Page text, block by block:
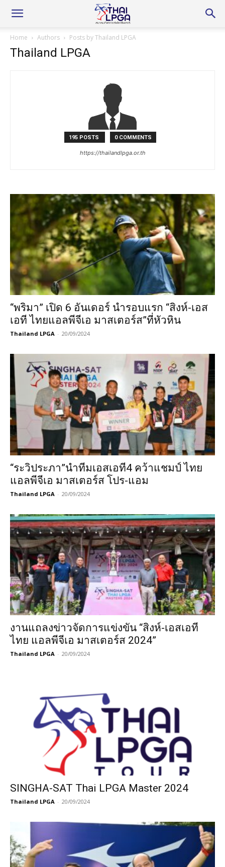
Home Authors Posts by Thailand LPGA
Thailand LPGA
195 POSTS 0 COMMENTS
https://thailandlpga.or.th
“พริมา” เปิด 6 อันเดอร์ นำรอบแรก “สิงห์-เอส
เอที ไทยแอลพีจีเอ มาสเตอร์ส”ที่หัวหิน
Thailand LPGA - 20/09/2024
“ระวิประภา”นำทีมเอสเอที4 คว้าแชมป์ ไทย
แอลพีจีเอ มาสเตอร์ส โปร-แอม
Thailand LPGA - 20/09/2024
งานแถลงข่าวจัดการแข่งขัน “สิงห์-เอสเอที
ไทย แอลพีจีเอ มาสเตอร์ส 2024”
Thailand LPGA - 20/09/2024
SINGHA-SAT Thai LPGA Master 2024
Thailand LPGA - 20/09/2024